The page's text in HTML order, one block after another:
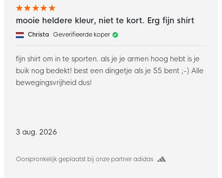
3 aug. 2026
Oorspronkelijk geplaatst bij onze partner adidas
mooie heldere kleur, niet te kort. Erg fijn shirt
Christa Geverifieerde koper
fijn shirt om in te sporten. als je je armen hoog hebt is je
buik nog bedekt! best een dingetje als je 55 bent ;-) Alle
bewegingsvrijheid dus!